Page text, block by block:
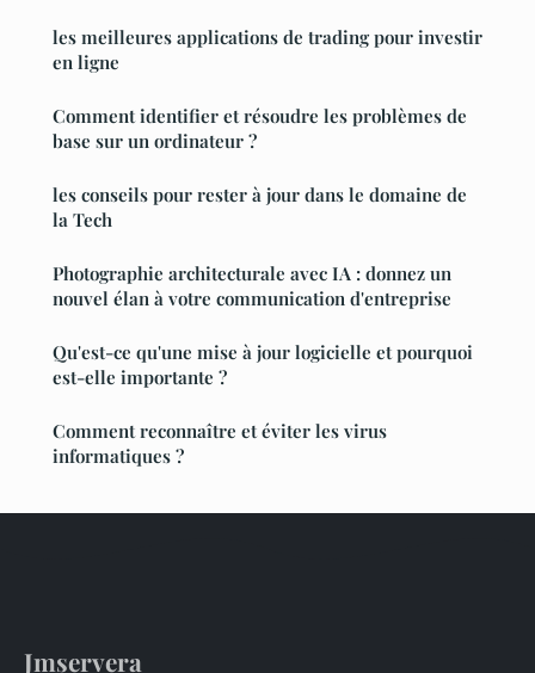
les meilleures applications de trading pour investir
en ligne
Comment identifier et résoudre les problèmes de
base sur un ordinateur ?
les conseils pour rester à jour dans le domaine de
la Tech
Photographie architecturale avec IA : donnez un
nouvel élan à votre communication d'entreprise
Qu'est-ce qu'une mise à jour logicielle et pourquoi
est-elle importante ?
Comment reconnaître et éviter les virus
informatiques ?
Jmservera